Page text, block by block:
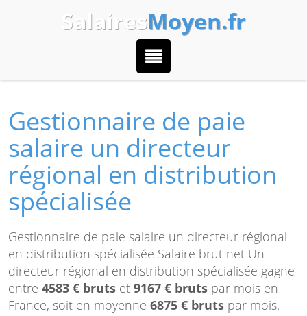
SalairesMoyen.fr
Gestionnaire de paie
salaire un directeur
régional en distribution
spécialisée
Gestionnaire de paie salaire un directeur régional
en distribution spécialisée Salaire brut net Un
directeur régional en distribution spécialisée gagne
entre 4583 € bruts et 9167 € bruts par mois en
France, soit en moyenne 6875 € bruts par mois.